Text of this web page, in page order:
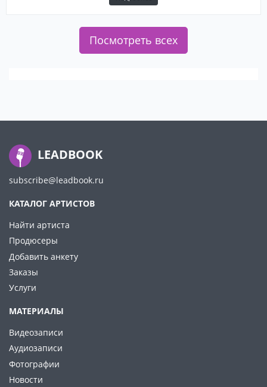
Посмотреть всех
LEADBOOK
subscribe@leadbook.ru
КАТАЛОГ АРТИСТОВ
Найти артиста
Продюсеры
Добавить анкету
Заказы
Услуги
МАТЕРИАЛЫ
Видеозаписи
Аудиозаписи
Фотографии
Новости